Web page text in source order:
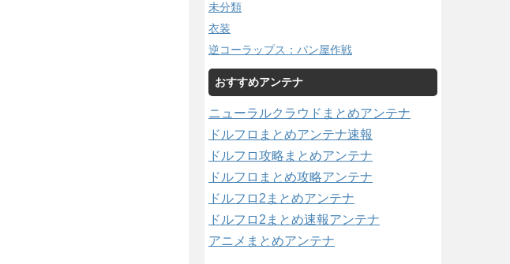
未分類
衣装
逆コーラップス：パン屋作戦
おすすめアンテナ
ニューラルクラウドまとめアンテナ
ドルフロまとめアンテナ速報
ドルフロ攻略まとめアンテナ
ドルフロまとめ攻略アンテナ
ドルフロ2まとめアンテナ
ドルフロ2まとめ速報アンテナ
アニメまとめアンテナ